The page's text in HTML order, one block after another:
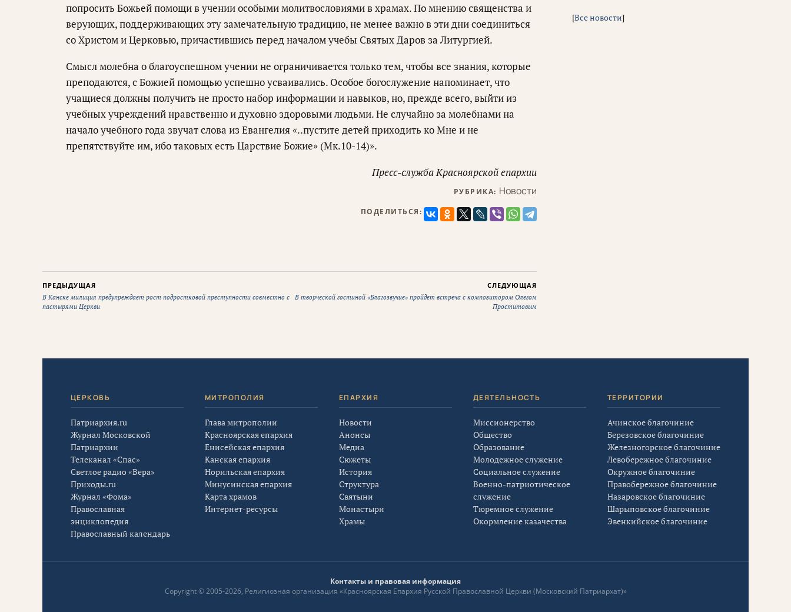
попросить Божьей помощи в учении особыми молитвословиями в храмах. По мнению священства и
верующих, поддерживающих эту замечательную традицию, не менее важно в эти дни соединиться
со Христом и Церковью, причастившись перед началом учебы Святых Даров за Литургией.
Смысл молебна о благоуспешном учении не ограничивается только тем, чтобы все знания, которые
преподаются, с Божией помощью успешно усваивались. Особое богослужение напоминает, что
учащиеся должны получить не просто набор информации и навыков, но, прежде всего, выйти из
учебных учреждений нравственно и духовно здоровыми людьми. Не случайно за молебнами на
начало учебного года звучат слова из Евангелия «..пустите детей приходить ко Мне и не
препятствуйте им, ибо таковых есть Царствие Божие» (Мк.10-14)».
Пресс-служба Красноярской епархии
РУБРИКА: Новости
ПОДЕЛИТЬСЯ:
ПРЕДЫДУЩАЯ
В Канске милиция предупреждает рост подростковой преступности совместно с
пастырями Церкви
СЛЕДУЮЩАЯ
В творческой гостиной «Благозвучие» пройдет встреча с композитором Олегом
Проститовым
[Все новости]
ЦЕРКОВЬ
Патриархия.ru
Журнал Московской
Патриархии
Телеканал «Спас»
Светлое радио «Вера»
Приходы.ru
Журнал «Фома»
Православная
энциклопедия
Православный календарь
МИТРОПОЛИЯ
Глава митрополии
Красноярская епархия
Енисейская епархия
Канская епархия
Норильская епархия
Минусинская епархия
Карта храмов
Интернет-ресурсы
ЕПАРХИЯ
Новости
Анонсы
Медиа
Сюжеты
История
Структура
Святыни
Монастыри
Храмы
ДЕЯТЕЛЬНОСТЬ
Миссионерство
Общество
Образование
Молодежное служение
Социальное служение
Военно-патриотическое
служение
Тюремное служение
Окормление казачества
ТЕРРИТОРИИ
Ачинское благочиние
Березовское благочиние
Железногорское благочиние
Левобережное благочиние
Окружное благочиние
Правобережное благочиние
Назаровское благочиние
Шарыповское благочиние
Эвенкийское благочиние
Контакты и правовая информация
Copyright © 2005-2026, Религиозная организация «Красноярская Епархия Русской Православной Церкви (Московский Патриархат)»